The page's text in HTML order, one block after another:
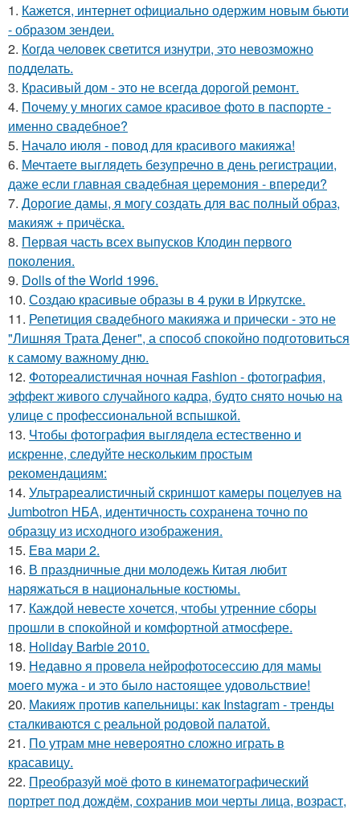
1. Кажется, интернет официально одержим новым бьюти
- образом зендеи.
2. Когда человек светится изнутри, это невозможно
подделать.
3. Красивый дом - это не всегда дорогой ремонт.
4. Почему у многих самое красивое фото в паспорте -
именно свадебное?
5. Начало июля - повод для красивого макияжа!
6. Мечтаете выглядеть безупречно в день регистрации,
даже если главная свадебная церемония - впереди?
7. Дорогие дамы, я могу создать для вас полный образ,
макияж + причёска.
8. Первая часть всех выпусков Клодин первого
поколения.
9. Dolls of the World 1996.
10. Создаю красивые образы в 4 руки в Иркутске.
11. Репетиция свадебного макияжа и прически - это не
"Лишняя Трата Денег", а способ спокойно подготовиться
к самому важному дню.
12. Фотореалистичная ночная Fashion - фотография,
эффект живого случайного кадра, будто снято ночью на
улице с профессиональной вспышкой.
13. Чтобы фотография выглядела естественно и
искренне, следуйте нескольким простым
рекомендациям:
14. Ультрареалистичный скриншот камеры поцелуев на
Jumbotron НБА, идентичность сохранена точно по
образцу из исходного изображения.
15. Ева мари 2.
16. В праздничные дни молодежь Китая любит
наряжаться в национальные костюмы.
17. Каждой невесте хочется, чтобы утренние сборы
прошли в спокойной и комфортной атмосфере.
18. Holiday Barbie 2010.
19. Недавно я провела нейрофотосессию для мамы
моего мужа - и это было настоящее удовольствие!
20. Макияж против капельницы: как Instagram - тренды
сталкиваются с реальной родовой палатой.
21. По утрам мне невероятно сложно играть в
красавицу.
22. Преобразуй моё фото в кинематографический
портрет под дождём, сохранив мои черты лица, возраст,